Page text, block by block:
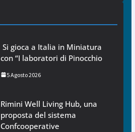
Si gioca a Italia in Miniatura
con “I laboratori di Pinocchio
5 Agosto 2026
Rimini Well Living Hub, una
proposta del sistema
Confcooperative